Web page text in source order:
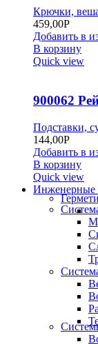
Крючки,
459,00Р
Добавить в
В корзину
Quick view
900062
Подставки,
144,00Р
Добавить в
В корзину
Quick view
Инженерные